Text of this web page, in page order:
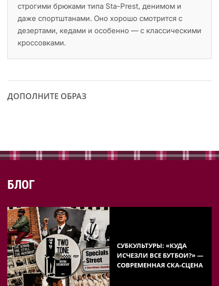
строгими брюками типа Sta-Prest, денимом и
даже спортштанами. Оно хорошо смотрится с
дезертами, кедами и особенно — с классическими
кроссовками.
ДОПОЛНИТЕ ОБРАЗ
БЛОГ
СУБКУЛЬТУРЫ: «КУДА
ИСЧЕЗЛИ ВСЕ БУТБОИ?» —
СОВРЕМЕННАЯ СКА-СЦЕНА